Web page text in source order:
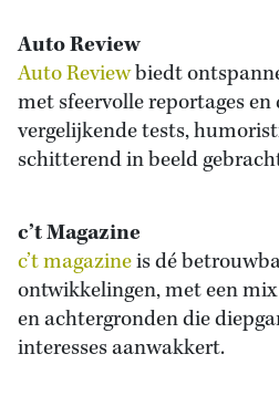
Auto Review
Auto Reviewbiedt
met sfeervolle reportages
vergelijkende tests,
schitterend in beeld
c’t Magazine
c’t magazineis dé
ontwikkelingen, met een
en achtergronden die
interesses aanwakkert.